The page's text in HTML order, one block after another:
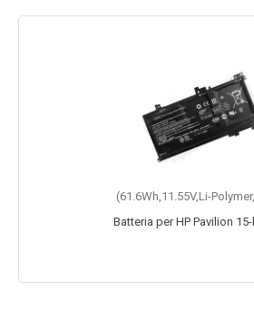
(61.6Wh,11.55V,Li-
Batteria per HP Pavilion